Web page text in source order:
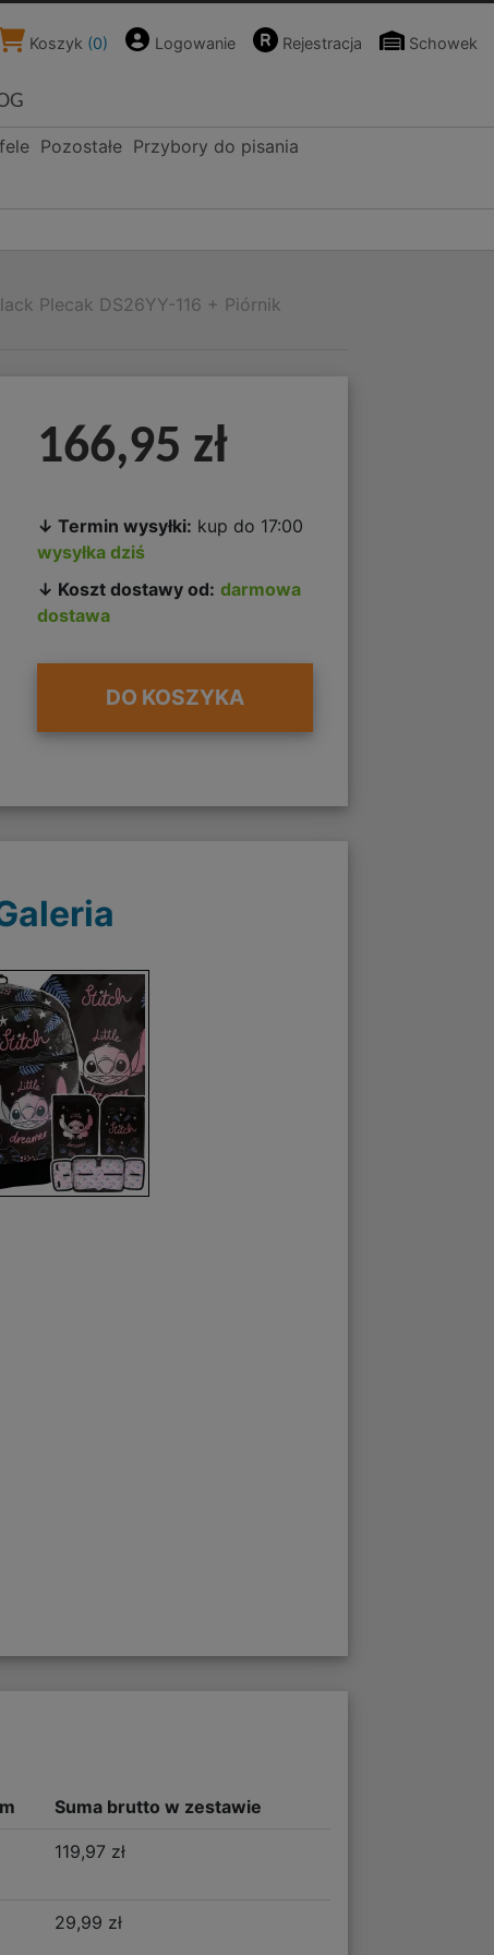
Koszyk (0) Logowanie Rejestracja Schowek
Pozostałe Przybory do pisania
Plecak DS26YY-116 + Piórnik
166,95 zł
↓ Termin wysyłki: kup do 17:00
wysyłka dziś
↓ Koszt dostawy od: darmowa
dostawa
DO KOSZYKA
Suma brutto w zestawie
119,97 zł
29,99 zł